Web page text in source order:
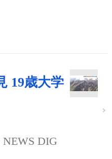
19歳大学
NEWS DIG